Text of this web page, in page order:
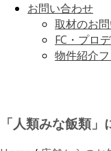
お問い合わせ
取材のお
FC・プロ
物件紹介
「人類みな飯類